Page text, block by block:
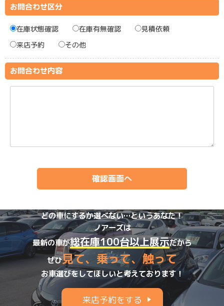
お問合わせ区分
在庫状態確認 在庫有無確認
見積依頼
来店予約
その他
お問合わせ内容
どの車にするか選べない…というあなた！
ノアーズは
最新の車が総在庫100台以上展示だから
ぜひ見て、乗って、触って
お車選びをしてほしいと考えております！
来店予約をする